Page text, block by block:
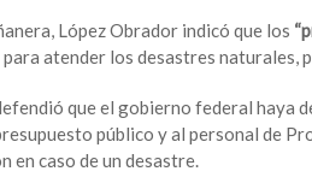
López Obrador indicó que los
atender los desastres naturales,
que el gobierno federal haya
público y al personal de
en caso de un desastre.